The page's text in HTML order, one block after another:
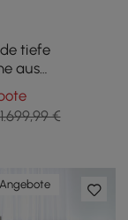
tiefe
aus
in Weiß mit
Sitz, 120 cm
1.699,99 €